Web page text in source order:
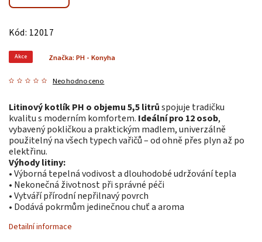
Kód: 12017
Akce
Neohodnoceno
Značka: PH - Konyha
Litinový kotlík PH o objemu 5,5 litrůspojuje tradičku
kvalitu s moderním komfortem. Ideální pro 12 osob,
vybavený pokličkou a praktickým madlem, univerzálně
použitelný na všech typech vařičů – od ohně přes plyn až po
elektřinu.
Výhody litiny:
• Výborná tepelná vodivost a dlouhodobé udržování tepla
• Nekonečná životnost při správné péči
• Vytváří přírodní nepřilnavý povrch
• Dodává pokrmům jedinečnou chuť a aroma
Detailní informace